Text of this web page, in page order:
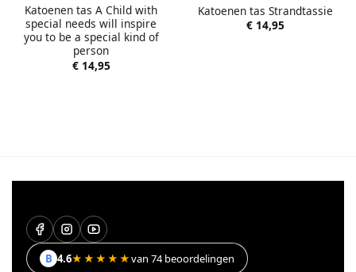
Katoenen tas A Child with
special needs will inspire
you to be a special kind of
person
€14,95
Katoenen tas Strandtassie
€14,95
B 4.6★★★★★van 74 beoordelingen